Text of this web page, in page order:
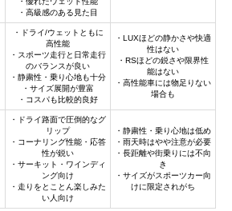
・高級感のある見た目
・ドライ/ウェットともに
高性能
・スポーツ走行と日常走行
のバランスが良い
・静粛性・乗り心地も十分
・サイズ展開が豊富
・コスパも比較的良好
・LUXほどの静かさや快適
性はない
・RSほどの鋭さや限界性
能はない
・高性能車には物足りない
場合も
・ドライ路面で圧倒的なグ
リップ
・コーナリング性能・応答
性が鋭い
・サーキット・ワインディ
ング向け
・走りをとことん楽しみた
い人向け
・静粛性・乗り心地は低め
・雨天時はやや注意が必要
・長距離や街乗りには不向
き
・サイズがスポーツカー向
けに限定されがち